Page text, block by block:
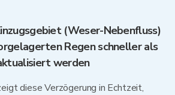
(Weser-Nebenfluss)
Regen schneller als
werden
diese Verzögerung in Echtzeit,